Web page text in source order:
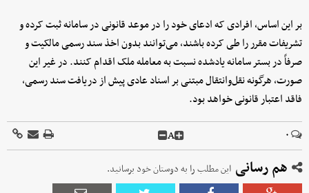
بر این اساس، افرادی که ادعای خود را در موعد قانونی در سامانه ثبت کرده و
تشریفات مقرر را طی کرده باشند، می‌توانند بدون اخذ سند رسمی مالکیت و
صرفاً در بستر سامانه یادشده نسبت به معامله ملک اقدام کنند. در غیر این
صورت، هرگونه نقل‌وانتقال مبتنی بر اسناد عادی پیش از دریافت سند رسمی،
فاقد اعتبار قانونی خواهد بود.
۰ A
هم رسانی این مطلب را به دوستان خود برسانید.